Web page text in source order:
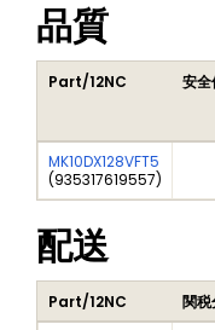
品質
Part/12NC 安全
MK10DX128VFT5
(935317619557)
配送
Part/12NC 関